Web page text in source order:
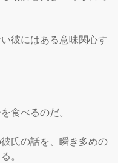
彼にはある意味関心す
食べるのだ。
氏の話を、瞬き多めの
。